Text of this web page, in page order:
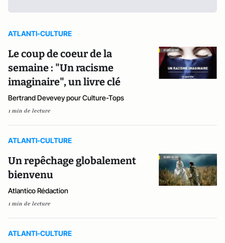
ATLANTI-CULTURE
Le coup de coeur de la
semaine : "Un racisme
imaginaire", un livre clé
Bertrand Devevey pour Culture-Tops
1 min de lecture
ATLANTI-CULTURE
Un repêchage globalement
bienvenu
Atlantico Rédaction
1 min de lecture
ATLANTI-CULTURE